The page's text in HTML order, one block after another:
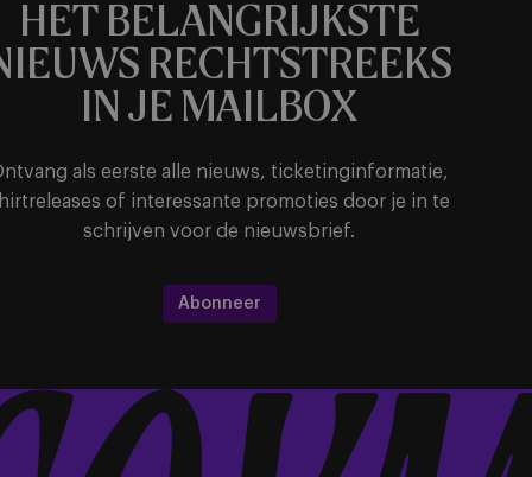
HET BELANGRIJKSTE
RECHTSTREEKS
IN JE MAILBOX
als eerste alle nieuws, ticketinginformatie,
of interessante promoties door je in te
schrijven voor de nieuwsbrief.
Abonneer